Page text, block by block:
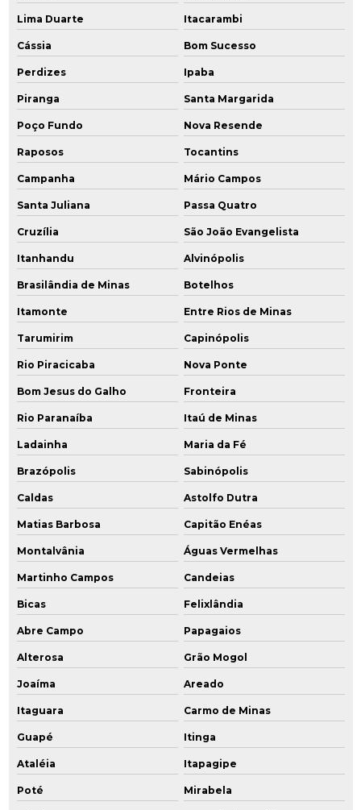
Lima Duarte Itacarambi
Cássia Bom Sucesso
Perdizes Ipaba
Piranga Santa Margarida
Poço Fundo Nova Resende
Raposos Tocantins
Campanha Mário Campos
Santa Juliana Passa Quatro
Cruzília São João Evangelista
Itanhandu Alvinópolis
Brasilândia de Minas Botelhos
Itamonte Entre Rios de Minas
Tarumirim Capinópolis
Rio Piracicaba Nova Ponte
Bom Jesus do Galho Fronteira
Rio Paranaíba Itaú de Minas
Ladainha Maria da Fé
Brazópolis Sabinópolis
Caldas Astolfo Dutra
Matias Barbosa Capitão Enéas
Montalvânia Águas Vermelhas
Martinho Campos Candeias
Bicas Felixlândia
Abre Campo Papagaios
Alterosa Grão Mogol
Joaíma Areado
Itaguara Carmo de Minas
Guapé Itinga
Ataléia Itapagipe
Poté Mirabela